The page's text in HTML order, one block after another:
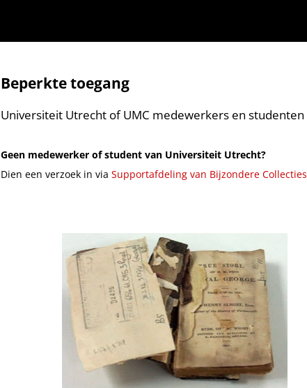
Beperkte toegang
Universiteit Utrecht of UMC medewerkers en studenten
Geen medewerker of student van Universiteit Utrecht?
Dien een verzoek in via Supportafdeling van Bijzondere Collecties